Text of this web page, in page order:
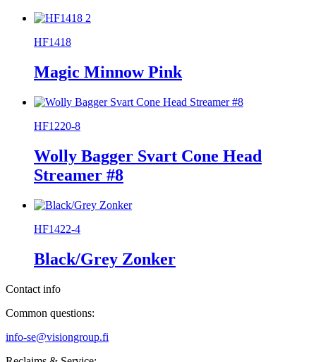
HF1418
Magic Minnow Pink
HF1220-8
Wolly Bagger Svart Cone Head
Streamer #8
HF1422-4
Black/Grey Zonker
Contact info
Common questions:
info-se@visiongroup.fi